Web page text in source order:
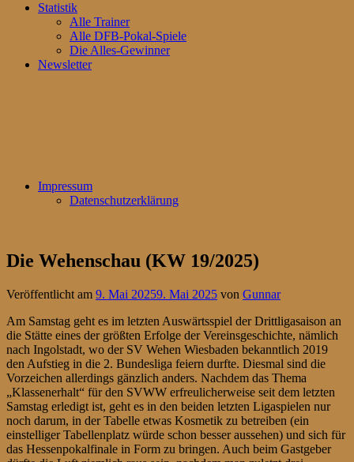
Statistik
Alle Trainer
Alle DFB-Pokal-Spiele
Die Alles-Gewinner
Newsletter
Impressum
Datenschutzerklärung
Die Wehenschau (KW 19/2025)
Veröffentlicht am 9. Mai 20259. Mai 2025 von Gunnar
Am Samstag geht es im letzten Auswärtsspiel der Drittligasaison an
die Stätte eines der größten Erfolge der Vereinsgeschichte, nämlich
nach Ingolstadt, wo der SV Wehen Wiesbaden bekanntlich 2019
den Aufstieg in die 2. Bundesliga feiern durfte. Diesmal sind die
Vorzeichen allerdings gänzlich anders. Nachdem das Thema
„Klassenerhalt“ für den SVWW erfreulicherweise seit dem letzten
Samstag erledigt ist, geht es in den beiden letzten Ligaspielen nur
noch darum, in der Tabelle etwas Kosmetik zu betreiben (ein
einstelliger Tabellenplatz würde schon besser aussehen) und sich für
das Hessenpokalfinale in Form zu bringen. Auch beim Gastgeber